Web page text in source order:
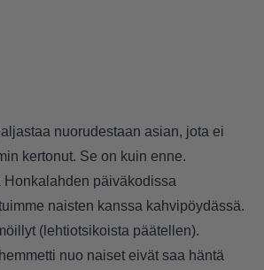
nuorudestaan asian, jota ei
kertonut. Se on kuin enne.
Honkalahden päiväkodissa
naisten kanssa kahvipöydässä.
(lehtiotsikoista päätellen).
nuo naiset eivät saa häntä